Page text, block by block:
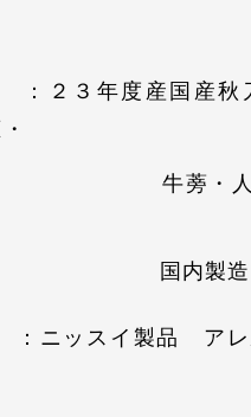
：２３年度産国産秋
使用 ア
造加
：ニッスイ製品 ア